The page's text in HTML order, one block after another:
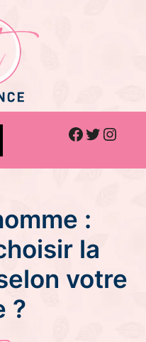
Facebook
Twitter
:
la
votre
?